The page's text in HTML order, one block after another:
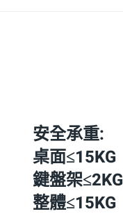
安全承重:
桌面≤15KG
鍵盤架≤2KG
整體≤15KG